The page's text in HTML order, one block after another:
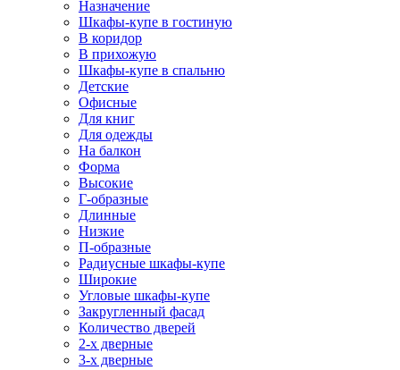
Назначение
Шкафы-купе в гостиную
В коридор
В прихожую
Шкафы-купе в спальню
Детские
Офисные
Для книг
Для одежды
На балкон
Форма
Высокие
Г-образные
Длинные
Низкие
П-образные
Радиусные шкафы-купе
Широкие
Угловые шкафы-купе
Закругленный фасад
Количество дверей
2-х дверные
3-х дверные